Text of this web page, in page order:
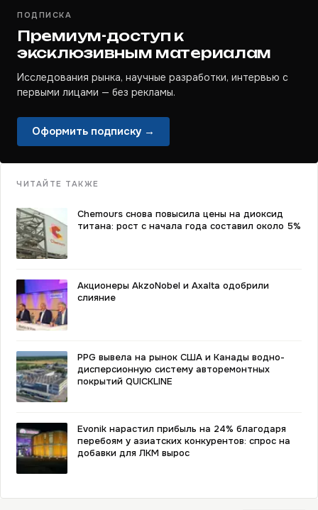
ПОДПИСКА
Премиум-доступ к
эксклюзивным материалам
Исследования рынка, научные разработки, интервью с
первыми лицами — без рекламы.
Оформить подписку →
ЧИТАЙТЕ ТАКЖЕ
Chemours снова повысила цены на диоксид
титана: рост с начала года составил около 5%
Акционеры AkzoNobel и Axalta одобрили
слияние
PPG вывела на рынок США и Канады водно-
дисперсионную систему авторемонтных
покрытий QUICKLINE
Evonik нарастил прибыль на 24% благодаря
перебоям у азиатских конкурентов: спрос на
добавки для ЛКМ вырос